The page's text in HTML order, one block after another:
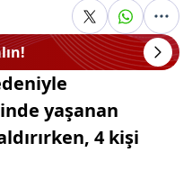
yaşanan
4 kişi